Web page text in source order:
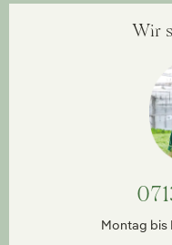
Wir
Montag bis